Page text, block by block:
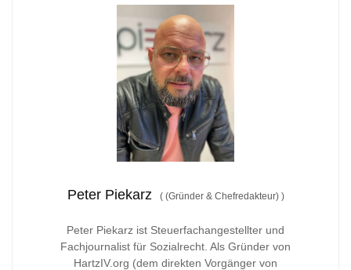
Peter Piekarz ((Gründer & Chefredakteur) )
Peter Piekarz ist Steuerfachangestellter und
Fachjournalist für Sozialrecht. Als Gründer von
HartzIV.org (dem direkten Vorgänger von